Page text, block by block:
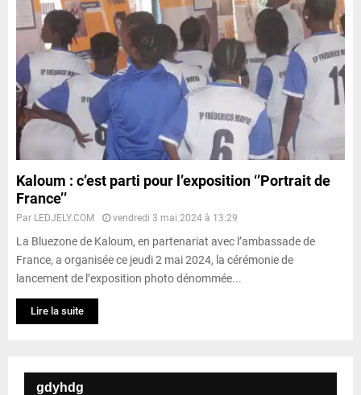
Kaloum : c’est parti pour l’exposition ‘’Portrait de
France’’
Par LEDJELY.COM vendredi 3 mai 2024 à 13:29
La Bluezone de Kaloum, en partenariat avec l’ambassade de
France, a organisée ce jeudi 2 mai 2024, la cérémonie de
lancement de l’exposition photo dénommée...
Lire la suite
gdyhdg